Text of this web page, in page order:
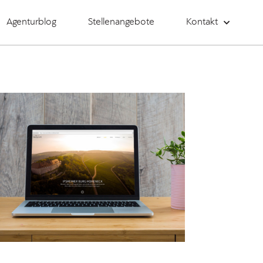
Agenturblog Stellenangebote Kontakt